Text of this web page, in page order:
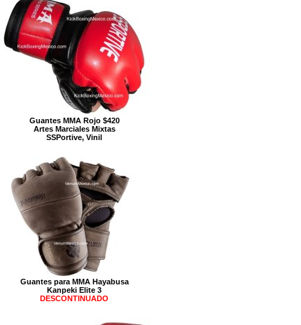
Guantes MMA Rojo $420
Artes Marciales Mixtas
SSPortive, Vinil
Guantes para MMA Hayabusa
Kanpeki Elite 3
DESCONTINUADO